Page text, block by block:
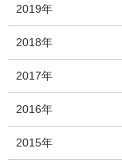
2019年
2018年
2017年
2016年
2015年